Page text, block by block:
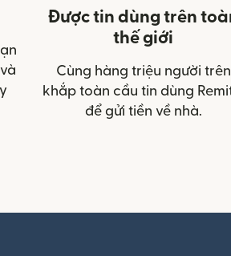
Được tin dùng trên
thế giới
Cùng hàng triệu người trên
khắp toàn cầu tin dùng
để gửi tiền về nhà.